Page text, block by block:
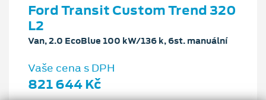
Ford Transit Custom Trend 320
L2
Van, 2.0 EcoBlue 100 kW/136 k, 6st. manuální
Vaše cena s DPH
821 644 Kč